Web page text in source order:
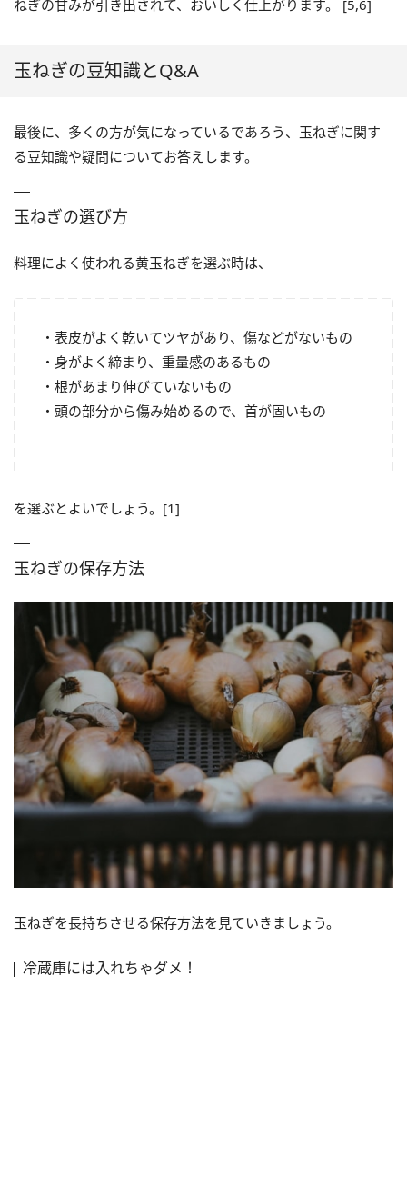
ねぎの甘みが引き出されて、おいしく仕上がります。 [5,6]
玉ねぎの豆知識とQ&A
最後に、多くの方が気になっているであろう、玉ねぎに関す
る豆知識や疑問についてお答えします。
玉ねぎの選び方
料理によく使われる黄玉ねぎを選ぶ時は、
・表皮がよく乾いてツヤがあり、傷などがないもの
・身がよく締まり、重量感のあるもの
・根があまり伸びていないもの
・頭の部分から傷み始めるので、首が固いもの
を選ぶとよいでしょう。[1]
玉ねぎの保存方法
玉ねぎを長持ちさせる保存方法を見ていきましょう。
冷蔵庫には入れちゃダメ！